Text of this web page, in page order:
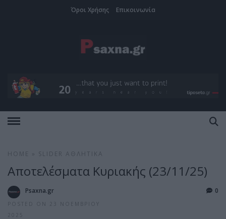
Όροι Χρήσης Επικοινωνία
HOME SLIDER ΑΘΛΗΤΙΚΆ
Αποτελέσματα Κυριακής (23/11/25)
Psaxna.gr
POSTED ON 23 ΝΟΕΜΒΡΊΟΥ
2025
0